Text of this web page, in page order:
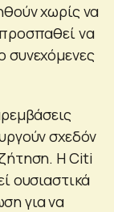
χωρίς να
να
συνεχόμενες
σχεδόν
Η Citi
ουσιαστικά
για να